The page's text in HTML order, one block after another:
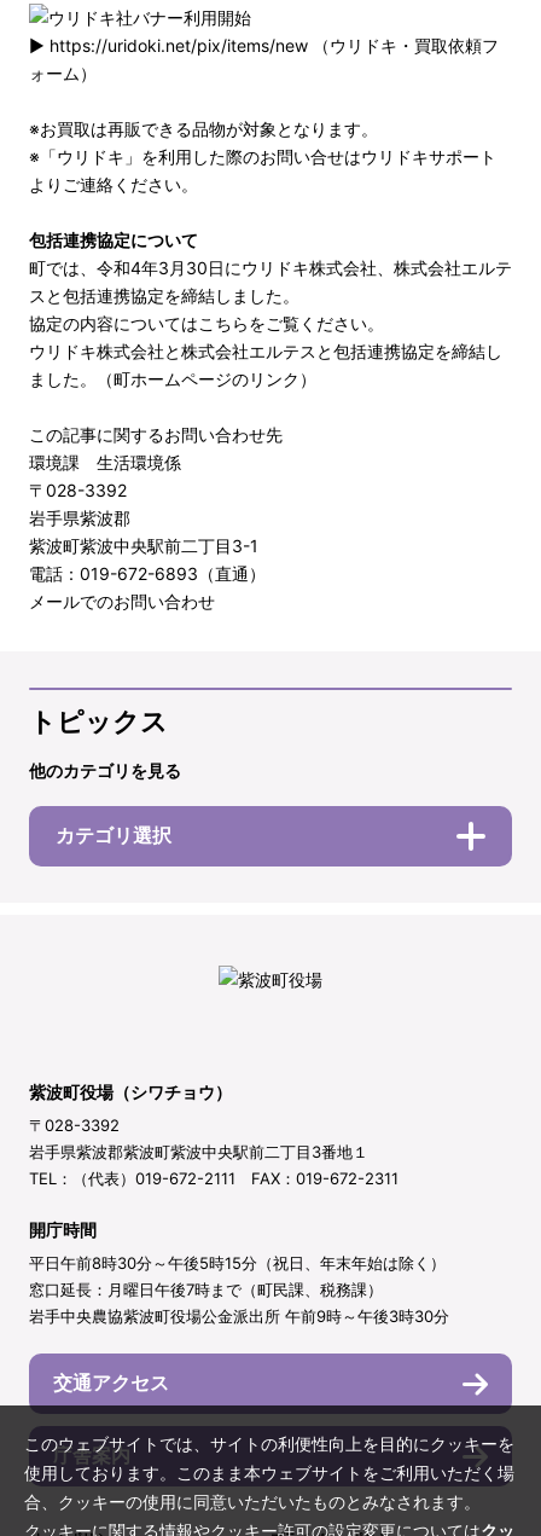
▶ https://uridoki.net/pix/items/new （ウリドキ・買取依頼フ
ォーム）
※お買取は再販できる品物が対象となります。
※「ウリドキ」を利用した際のお問い合せはウリドキサポート
よりご連絡ください。
包括連携協定について
町では、令和4年3月30日にウリドキ株式会社、株式会社エルテ
スと包括連携協定を締結しました。
協定の内容についてはこちらをご覧ください。
ウリドキ株式会社と株式会社エルテスと包括連携協定を締結し
ました。（町ホームページのリンク）
この記事に関するお問い合わせ先
環境課 生活環境係
〒028-3392
岩手県紫波郡
紫波町紫波中央駅前二丁目3-1
電話：019-672-6893（直通）
メールでのお問い合わせ
トピックス
他のカテゴリを見る
カテゴリ選択
紫波町役場（シワチョウ）
〒028-3392
岩手県紫波郡紫波町紫波中央駅前二丁目3番地１
TEL：（代表）019-672-2111 FAX：019-672-2311
開庁時間
平日午前8時30分～午後5時15分（祝日、年末年始は除く）
窓口延長：月曜日午後7時まで（町民課、税務課）
岩手中央農協紫波町役場公金派出所 午前9時～午後3時30分
交通アクセス
庁舎案内
このウェブサイトでは、サイトの利便性向上を目的にクッキーを
使用しております。このまま本ウェブサイトをご利用いただく場
合、クッキーの使用に同意いただいたものとみなされます。
クッキーに関する情報やクッキー許可の設定変更についてはクッ